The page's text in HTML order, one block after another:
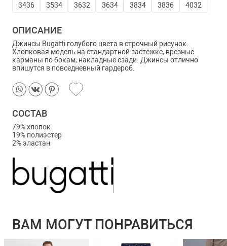
3436
3534 3632 3634 3834 3836 4032
ОПИСАНИЕ
Джинсы Bugatti голубого цвета в строчный рисунок.
Хлопковая модель на стандартной застежке, врезные
карманы по бокам, накладные сзади. Джинсы отлично
впишутся в повседневный гардероб.
СОСТАВ
79% хлопок
19% полиэстер
2% эластан
ВАМ МОГУТ ПОНРАВИТЬСЯ